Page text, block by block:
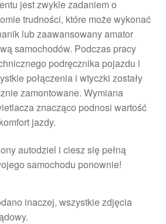
jest zwykle zadaniem o
trudności, które może wykonać
lub zaawansowany amator
samochodów. Podczas pracy
podręcznika pojazdu i
połączenia i wtyczki zostały
zamontowane. Wymiana
znacząco podnosi wartość
jazdy.
autodziel i ciesz się pełną
samochodu ponownie!
inaczej, wszystkie zdjęcia